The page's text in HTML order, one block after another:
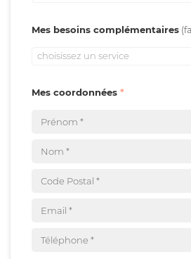
Mes besoins complémentaires
choisissez un service
Mes coordonnées